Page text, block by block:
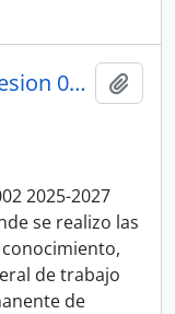
005_S-D_Audio _03_06_25, Sesion 002 Justicia y Estructura del Estado
2025-2027
se realizo las
de trabajo
de